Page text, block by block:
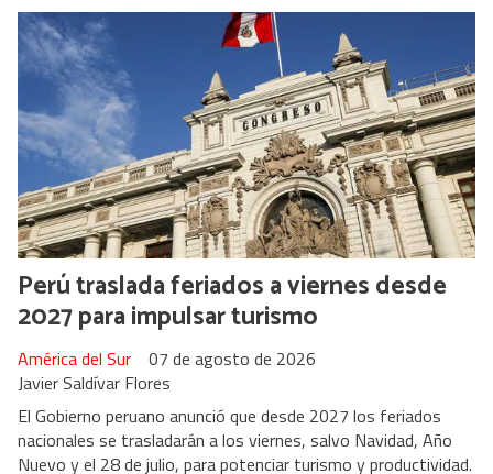
Perú traslada feriados a viernes desde
2027 para impulsar turismo
Javier Saldívar Flores
América del Sur 07 de agosto de 2026
El Gobierno peruano anunció que desde 2027 los feriados
nacionales se trasladarán a los viernes, salvo Navidad, Año
Nuevo y el 28 de julio, para potenciar turismo y productividad.